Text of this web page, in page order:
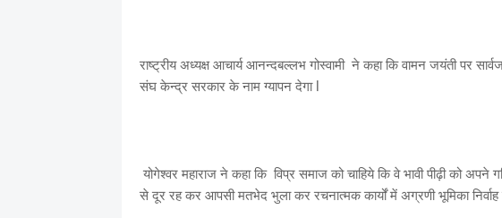
राष्ट्रीय अध्यक्ष आचार्य आनन्दबल्लभ गोस्वामी ने कहा कि वामन जयंती पर
संघ केन्द्र सरकार के नाम ग्यापन देगा l
योगेश्वर महाराज ने कहा कि विप्र समाज को चाहिये कि वे भावी पीढ़ी को अपने
से दूर रह कर आपसी मतभेद भुला कर रचनात्मक कार्यों में अग्रणी भूमिका